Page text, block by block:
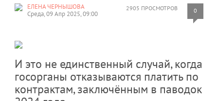
2905 ПРОСМОТРОВ 0
ЕЛЕНА ЧЕРНЫШОВА
Среда, 09 Апр 2025, 09:00
И это не единственный случай, когда
госорганы отказываются платить по
контрактам, заключённым в паводок